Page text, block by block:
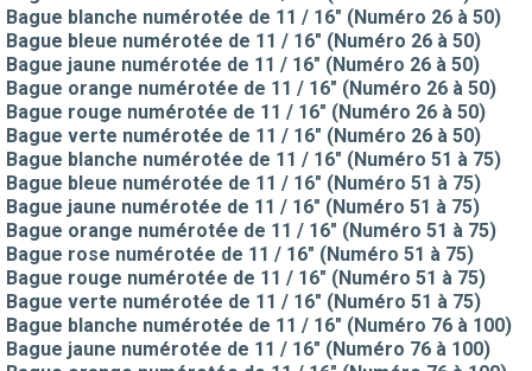
Bague blanche numérotée de 11 / 16" (Numéro 26 à 50)
Bague bleue numérotée de 11 / 16" (Numéro 26 à 50)
Bague jaune numérotée de 11 / 16" (Numéro 26 à 50)
Bague orange numérotée de 11 / 16" (Numéro 26 à 50)
Bague rouge numérotée de 11 / 16" (Numéro 26 à 50)
Bague verte numérotée de 11 / 16" (Numéro 26 à 50)
Bague blanche numérotée de 11 / 16" (Numéro 51 à 75)
Bague bleue numérotée de 11 / 16" (Numéro 51 à 75)
Bague jaune numérotée de 11 / 16" (Numéro 51 à 75)
Bague orange numérotée de 11 / 16" (Numéro 51 à 75)
Bague rose numérotée de 11 / 16" (Numéro 51 à 75)
Bague rouge numérotée de 11 / 16" (Numéro 51 à 75)
Bague verte numérotée de 11 / 16" (Numéro 51 à 75)
Bague blanche numérotée de 11 / 16" (Numéro 76 à 100)
Bague jaune numérotée de 11 / 16" (Numéro 76 à 100)